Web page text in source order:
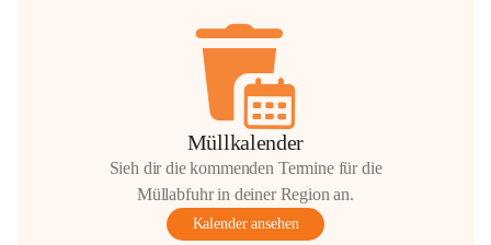
Müllkalender
Sieh dir die kommenden Termine für die
Müllabfuhr in deiner Region an.
Kalender ansehen